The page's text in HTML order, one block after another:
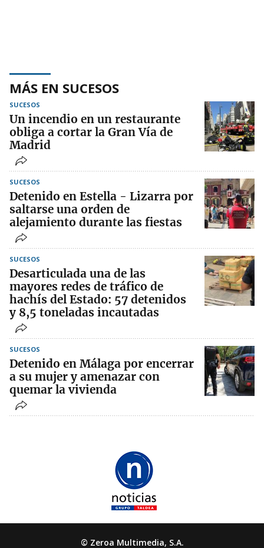
MÁS EN SUCESOS
SUCESOS
Un incendio en un restaurante
obliga a cortar la Gran Vía de
Madrid
SUCESOS
Detenido en Estella - Lizarra por
saltarse una orden de
alejamiento durante las fiestas
SUCESOS
Desarticulada una de las
mayores redes de tráfico de
hachís del Estado: 57 detenidos
y 8,5 toneladas incautadas
SUCESOS
Detenido en Málaga por encerrar
a su mujer y amenazar con
quemar la vivienda
© Zeroa Multimedia, S.A.